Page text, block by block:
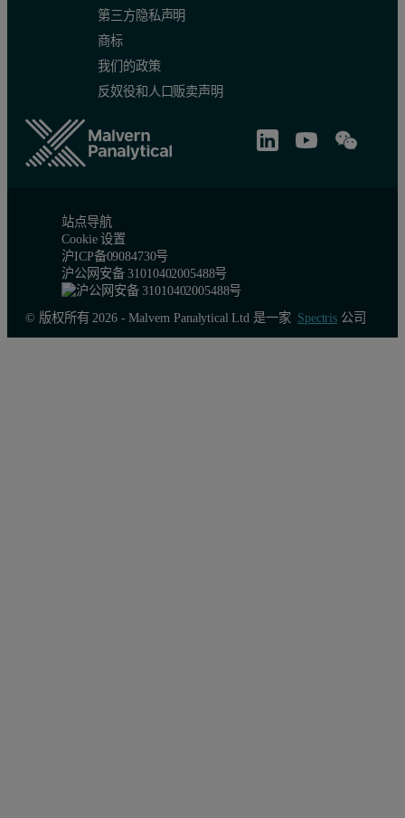
第三方隐私声明
商标
我们的政策
反奴役和人口贩卖声明
站点导航
Cookie 设置
沪ICP备09084730号
沪公网安备 31010402005488号
© 版权所有 2026 - Malvern Panalytical Ltd 是一家 Spectris公司